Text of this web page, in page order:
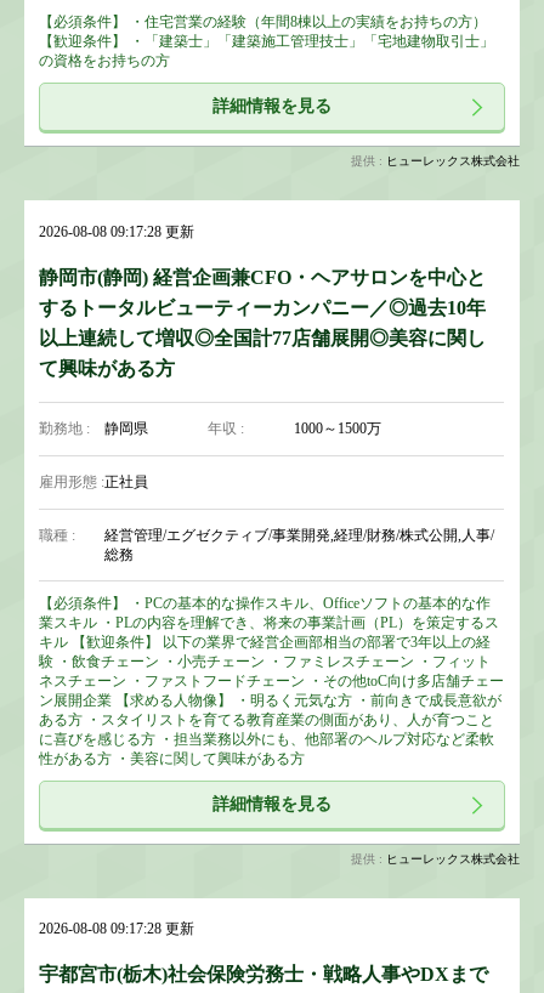
【必須条件】 ・住宅営業の経験（年間8棟以上の実績をお持ちの方）
【歓迎条件】 ・「建築士」「建築施工管理技士」「宅地建物取引士」
の資格をお持ちの方
詳細情報を見る
提供 : ヒューレックス株式会社
2026-08-08 09:17:28 更新
静岡市(静岡) 経営企画兼CFO・ヘアサロンを中心と
するトータルビューティーカンパニー／◎過去10年
以上連続して増収◎全国計77店舗展開◎美容に関し
て興味がある方
勤務地 : 静岡県 年収 : 1000～1500万
雇用形態 :正社員
職種 :
経営管理/エグゼクティブ/事業開発,経理/財務/株式公開,人事/
総務
【必須条件】 ・PCの基本的な操作スキル、Officeソフトの基本的な作
業スキル ・PLの内容を理解でき、将来の事業計画（PL）を策定するス
キル 【歓迎条件】 以下の業界で経営企画部相当の部署で3年以上の経
験 ・飲食チェーン ・小売チェーン ・ファミレスチェーン ・フィット
ネスチェーン ・ファストフードチェーン ・その他toC向け多店舗チェー
ン展開企業 【求める人物像】 ・明るく元気な方 ・前向きで成長意欲が
ある方 ・スタイリストを育てる教育産業の側面があり、人が育つこと
に喜びを感じる方 ・担当業務以外にも、他部署のヘルプ対応など柔軟
性がある方 ・美容に関して興味がある方
詳細情報を見る
提供 : ヒューレックス株式会社
2026-08-08 09:17:28 更新
宇都宮市(栃木)社会保険労務士・戦略人事やDXまで